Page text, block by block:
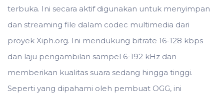
terbuka. Ini secara aktif digunakan untuk menyimpan
dan streaming file dalam codec multimedia dari
proyek Xiph.org. Ini mendukung bitrate 16-128 kbps
dan laju pengambilan sampel 6-192 kHz dan
memberikan kualitas suara sedang hingga tinggi.
Seperti yang dipahami oleh pembuat OGG, ini